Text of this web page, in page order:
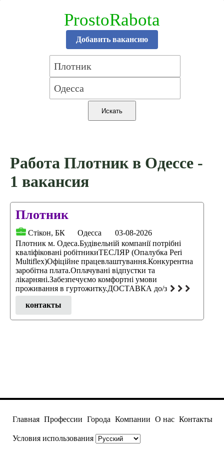
ProstoRabota
Добавить вакансию
Работа Плотник в Одессе -
1 вакансия
Плотник
Стікон, БК Одесса
03-08-2026
Плотник м. Одеса.Будівельній компанії потрібні
кваліфіковані робітникиТЕСЛЯР (Опалубка Peri
Multiflex)Офіційне працевлаштування.Конкурентна
заробітна плата.Оплачувані відпустки та
лікарняні.Забезпечуємо комфортні умови
проживання в гуртожитку.ДОСТАВКА до/з
контакты
Главная Профессии Города Компании О нас Контакты
Условия использования